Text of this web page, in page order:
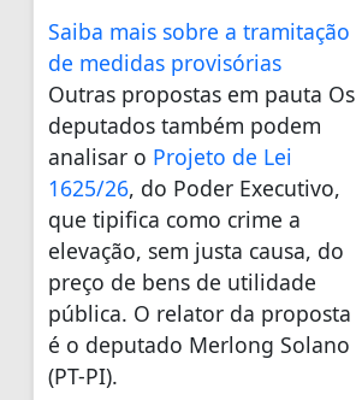
Saiba mais sobre a tramitação
de medidas provisórias
Outras propostas em pauta Os
deputados também podem
analisar o Projeto de Lei
1625/26, do Poder Executivo,
que tipifica como crime a
elevação, sem justa causa, do
preço de bens de utilidade
pública. O relator da proposta
é o deputado Merlong Solano
(PT-PI).